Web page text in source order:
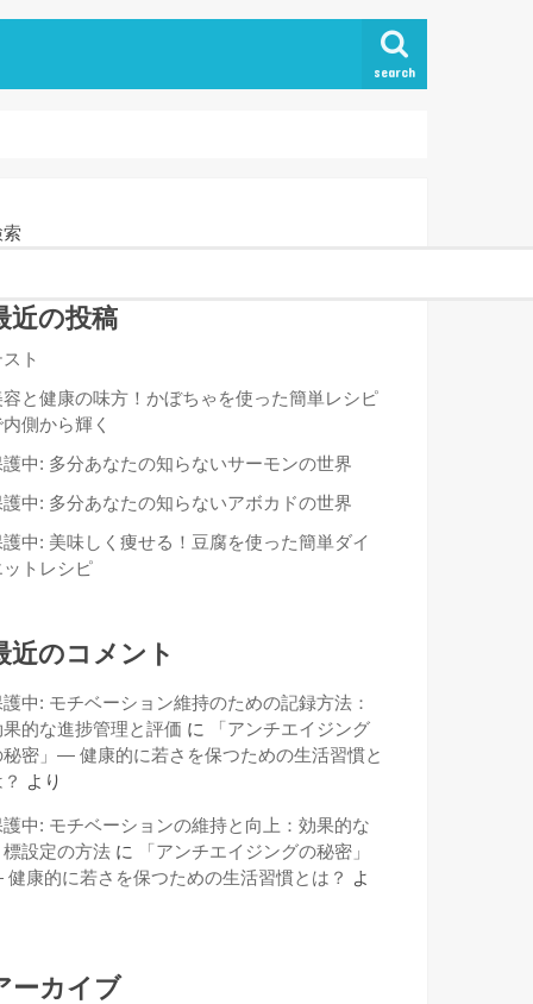
search
索
近の投稿
ト
容と健康の味方！かぼちゃを使った簡単レシピ
側から輝く
護中: 多分あなたの知らないサーモンの世界
護中: 多分あなたの知らないアボカドの世界
護中: 美味しく痩せる！豆腐を使った簡単ダイ
ットレシピ
近のコメント
護中: モチベーション維持のための記録方法：
果的な進捗管理と評価 に
「アンチエイジング
秘密」— 健康的に若さを保つための生活習慣と
より
護中: モチベーションの維持と向上：効果的な
標設定の方法 に
「アンチエイジングの秘密」
康的に若さを保つための生活習慣とは？
よ
ーカイブ